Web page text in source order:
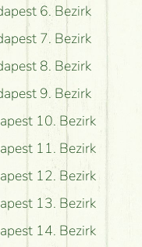
6. Bezirk
7. Bezirk
8. Bezirk
9. Bezirk
10. Bezirk
11. Bezirk
12. Bezirk
13. Bezirk
14. Bezirk